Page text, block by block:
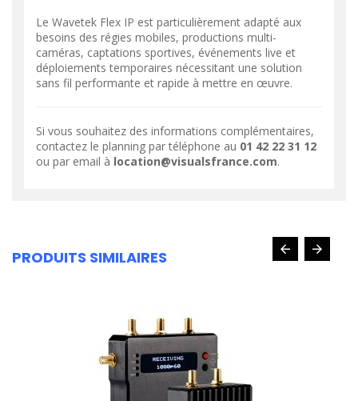
Le Wavetek Flex IP est particulièrement adapté aux
besoins des régies mobiles, productions multi-
caméras, captations sportives, événements live et
déploiements temporaires nécessitant une solution
sans fil performante et rapide à mettre en œuvre.
Si vous souhaitez des informations complémentaires,
contactez le planning par téléphone au 01 42 22 31 12
ou par email à location@visualsfrance.com.
PRODUITS SIMILAIRES